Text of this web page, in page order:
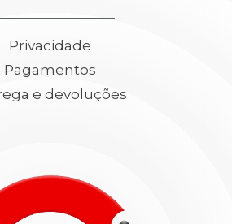
Privacidade
Pagamentos
e devoluções